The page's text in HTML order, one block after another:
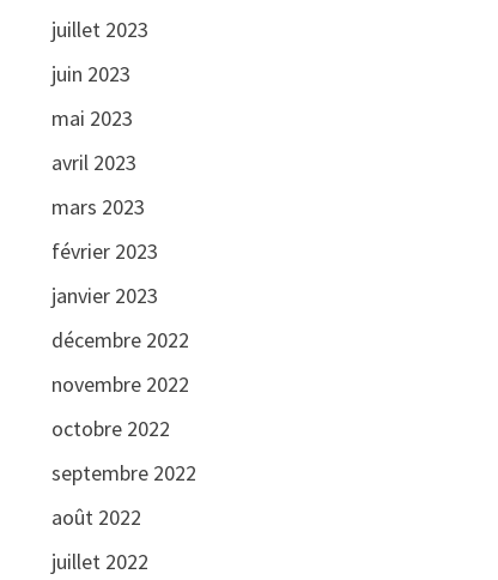
juillet 2023
juin 2023
mai 2023
avril 2023
mars 2023
février 2023
janvier 2023
décembre 2022
novembre 2022
octobre 2022
septembre 2022
août 2022
juillet 2022